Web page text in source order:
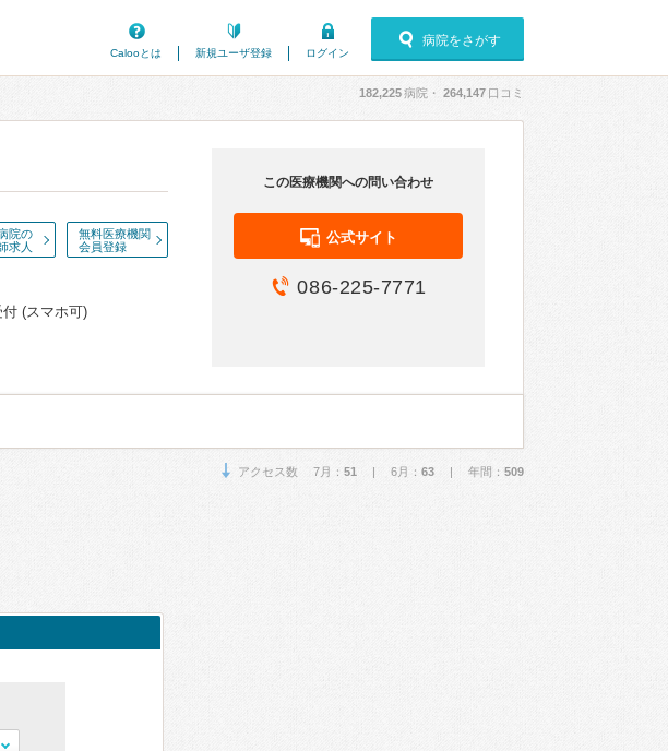
Calooとは
新規ユーザ登録 ログイン
病院をさがす
182,225病院・ 264,147 口コミ
院の
求人
無料医療機関
会員登録
付 (スマホ可)
この医療機関への問い合わせ
公式サイト
086-225-7771
アクセス数 7月： 51 | 6月： 63 | 年間： 509